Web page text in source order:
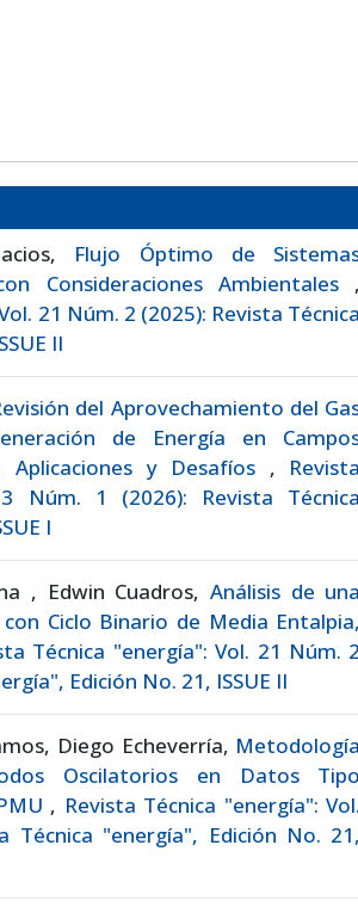
Flujo Óptimo de
Consideraciones Ambientales ,
21 Núm. 2 (2025): Revista Técnica
II
del Aprovechamiento del
de Energía en
Aplicaciones y Desafíos , Revista
Núm. 1 (2026): Revista Técnica
I
, Edwin Cuadros,Análisis de una
Ciclo Binario de Media Entalpia,
Técnica "energía": Vol. 21 Núm. 2
Edición No. 21, ISSUE II
Diego Echeverría, Metodología
Oscilatorios en Datos Tipo
, Revista Técnica "energía": Vol.
Técnica "energía", Edición No. 21,